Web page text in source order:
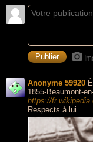
Anonyme 59920
1855-Beaumont-
https://
Respects à lui...